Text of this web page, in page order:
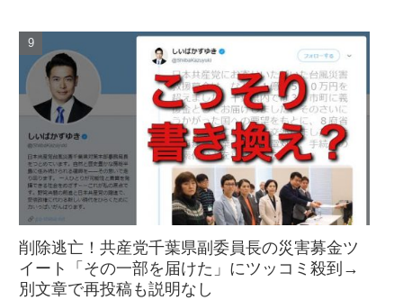
削除逃亡！共産党千葉県副委員長の災害募金ツ
イート「その一部を届けた」にツッコミ殺到→
別文章で再投稿も説明なし